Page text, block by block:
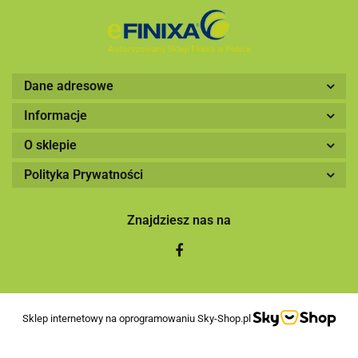
Dane adresowe
Informacje
O sklepie
Polityka Prywatności
Znajdziesz nas na
Sklep internetowy na oprogramowaniu Sky-Shop.pl